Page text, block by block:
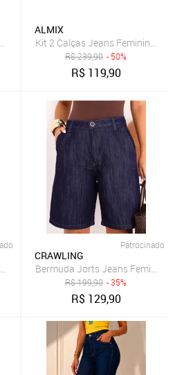
Lisa Azul-Marinho
ALMIX
Kit 2 Calças Jeans Femininas
R$239,90 - 50%
R$ 119,90
Marinho
Patrocinado
CRAWLING
Bermuda Jorts Jeans Feminina
R$199,90 - 35%
R$ 129,90